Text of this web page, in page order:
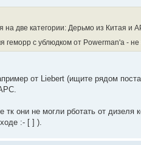
на две категории: Дерьмо из Китая и
геморр с ублюдком от Powerman'a - не
от Liebert (ищите рядом
они не могли рботать от дизеля
:- [ ] ).